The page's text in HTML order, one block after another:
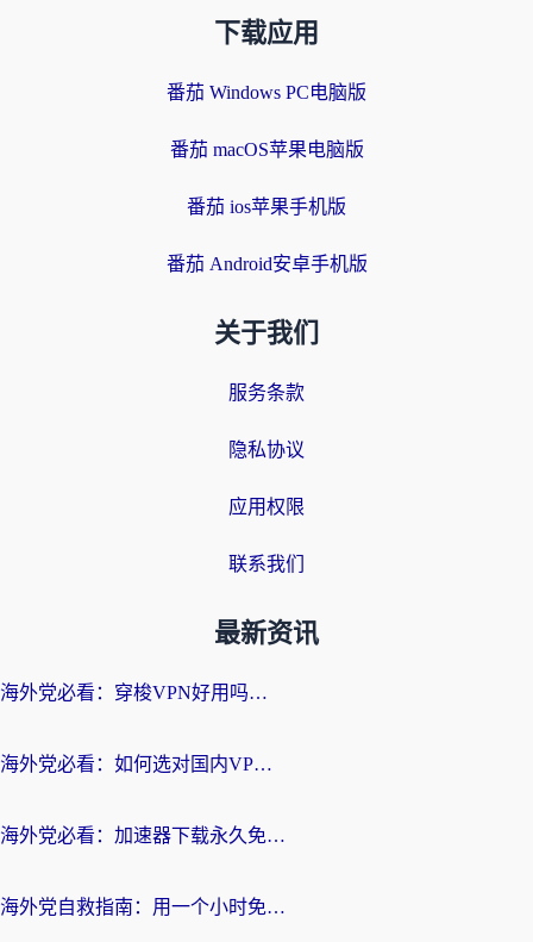
下载应用
番茄 Windows PC电脑版
番茄 macOS苹果电脑版
番茄 ios苹果手机版
番茄 Android安卓手机版
关于我们
服务条款
隐私协议
应用权限
联系我们
最新资讯
海外党必看：穿梭VPN好用吗？和云帆VPN对比哪个回国效果更好？附真实测评+避坑指南
海外党必看：如何选对国内VPN，实现无缝访问国内资源？
海外党必看：加速器下载永久免费版真的存在吗？教你无缝访问国内资源的正确姿势
海外党自救指南：用一个小时免费加速器，轻松打破国内资源访问壁垒？